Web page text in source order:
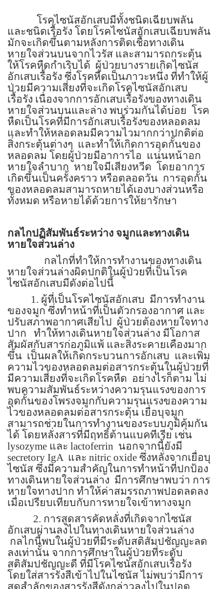
โรคไซนัสอักเสบมีทั้งชนิดเฉียบพลัน
และชนิดเรื้อรัง โดยโรคไซนัสอักเสบเฉียบพลัน
มักจะเกิดขึ้นตามหลังการติดเชื้อทางเดิน
หายใจส่วนบนจากไวรัส และสามารถกระตุ้น
ให้โรคหืดกำเริบได้ ผู้ป่วยบางรายเกิดไซนัส
อักเสบเรื้อรัง ซึ่งโรคหืดเป็นภาวะหนึ่ง ที่ทำให้ผู้
ป่วยมีความเสี่ยงที่จะเกิดโรคไซนัสอักเสบ
เรื้อรัง เนื่องจากการอักเสบเรื้อรังของทางเดิน
หายใจส่วนบนและล่าง พบร่วมกันได้บ่อย โรค
หืดเป็นโรคที่มีการอักเสบเรื้อรังของหลอดลม
และทำให้หลอดลมมีความไวมากกว่าปกติต่อ
สิ่งกระตุ้นต่างๆ และทำให้เกิดการอุดกั้นของ
หลอดลม โดยผู้ป่วยมีอาการไอ แน่นหน้าอก
หายใจลำบาก หายใจมีเสียงหวีด โดยอาการ
เกิดขึ้นเป็นครั้งคราว หรือตลอดวัน การอุดกั้น
ของหลอดลมสามารถหายได้เองบางส่วนหรือ
ทั้งหมด หรือหายได้ด้วยการให้ยารักษา
กลไกปฏิสัมพันธ์ระหว่าง จมูกและทางเดิน
หายใจส่วนล่าง
กลไกที่ทำให้การทำงานของทางเดิน
หายใจส่วนล่างผิดปกติในผู้ป่วยที่เป็นโรค
ไซนัสอักเสบมีดังต่อไปนี้
1. ผู้ที่เป็นโรคไซนัสอักเสบ มีการทำงาน
ของจมูก ซึ่งทำหน้าที่เป็นตัวกรองอากาศ และ
ปรับสภาพอากาศเสียไป ผู้ป่วยต้องหายใจทาง
ปาก
ทำให้ทางเดินหายใจส่วนล่าง มีโอกาส
สัมผัสกับสารก่อภูมิแพ้ และสิ่งระคายเคืองมาก
ขึ้น เป็นผลให้เกิดกระบวนการอักเสบ และเพิ่ม
ความไวของหลอดลมต่อสารกระตุ้นในผู้ป่วยที่
มีความเสี่ยงที่จะเกิดโรคหืด อย่างไรก็ตาม ไม่
พบความสัมพันธ์ระหว่างความรุนแรงของการ
อุดกั้นของโพรงจมูกกับความรุนแรงของความ
ไวของหลอดลมต่อสารกระตุ้น เยื่อบุจมูก
สามารถช่วยในการทำงานของระบบภูมิคุ้มกัน
ได้ โดยหลั่งสารที่มีฤทธิ์ต้านแบคทีเรีย เช่น
lysozyme และ lactoferrin นอกจากนี้ยังมี
secretory IgA และ nitric oxide ซึ่งหลั่งจากเยื่อบุ
ไซนัส ซึ่งมีความสำคัญในการทำหน้าที่ปกป้อง
ทางเดินหายใจส่วนล่าง มีการศึกษาพบว่า การ
หายใจทางปาก ทำให้ค่าสมรรถภาพปอดลดลง
เมื่อเปรียบเทียบกับการหายใจเข้าทางจมูก
2. การสูดสารคัดหลั่งที่เกิดจากไซนัส
อักเสบผ่านลงไปในทางเดินหายใจส่วนล่าง
กลไกนี้พบในผู้ป่วยที่มีระดับสติสัมปชัญญะลด
ลงเท่านั้น จากการศึกษาในผู้ป่วยที่ระดับ
สติสัมปชัญญะดี ที่มีโรคไซนัสอักเสบเรื้อรัง
โดยใส่สารรังสีเข้าไปในไซนัส ไม่พบว่ามีการ
สูดสำลักของสารรังสีดังกล่าวลงไปในปอด